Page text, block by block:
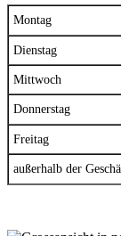
Montag
Dienstag
Mittwoch
Donnerstag
Freitag
außerhalb der